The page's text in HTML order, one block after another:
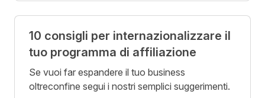
10 consigli per internazionalizzare il
tuo programma di affiliazione
Se vuoi far espandere il tuo business
oltreconfine segui i nostri semplici suggerimenti.